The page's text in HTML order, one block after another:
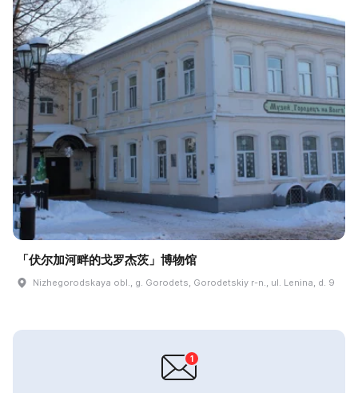
「伏尔加河畔的戈罗杰茨」博物馆
Nizhegorodskaya obl., g. Gorodets, Gorodetskiy r-n., ul. Lenina, d. 9